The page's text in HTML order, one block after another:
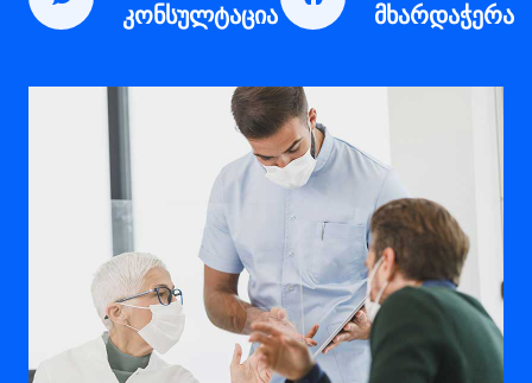
კონსულტაცია მხარდაჭერა